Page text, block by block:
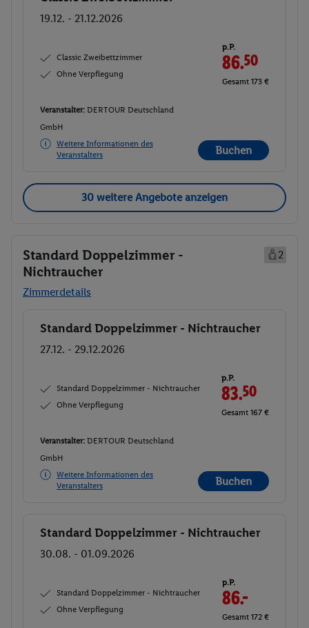
19.12. - 21.12.2026
Classic Zweibettzimmer
Ohne Verpflegung
p.P.
86.50
Gesamt 173 €
Veranstalter: DERTOUR Deutschland
GmbH
Weitere Informationen des
Veranstalters
Buchen
30 weitere Angebote anzeigen
Standard Doppelzimmer -
Nichtraucher
2
Zimmerdetails
Buchen
Standard Doppelzimmer - Nichtraucher
27.12. - 29.12.2026
Standard Doppelzimmer - Nichtraucher
Ohne Verpflegung
p.P.
83.50
Gesamt 167 €
Veranstalter: DERTOUR Deutschland
GmbH
Weitere Informationen des
Veranstalters
Buchen
Buchen
Standard Doppelzimmer - Nichtraucher
30.08. - 01.09.2026
Standard Doppelzimmer - Nichtraucher
Ohne Verpflegung
p.P.
86.-
Gesamt 172 €